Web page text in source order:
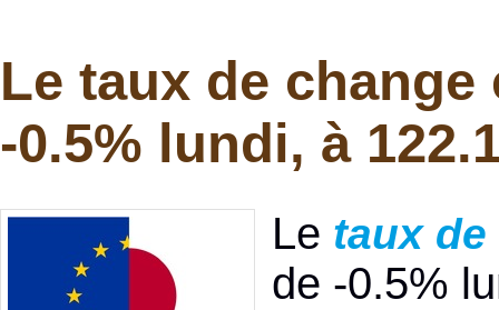
Le taux de change
-0.5% lundi, à
Le taux de
de -0.5%